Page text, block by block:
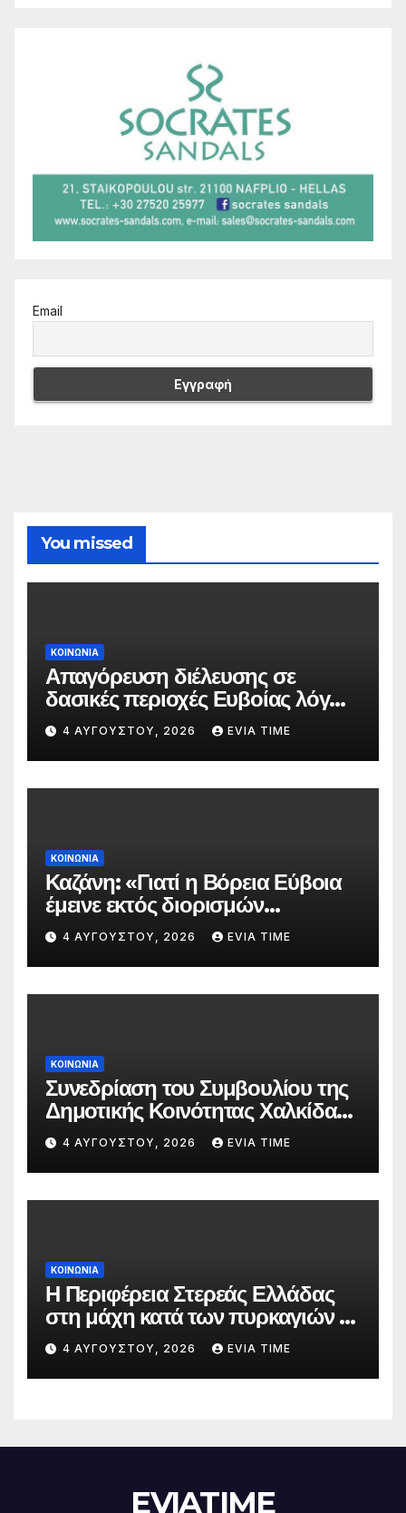
Email
You missed
ΚΟΙΝΩΝΙΑ
Απαγόρευση διέλευσης σε
δασικές περιοχές Ευβοίας λόγω
πολύ υψηλού κινδύνου
πυρκαγιάς
4 ΑΥΓΟΎΣΤΟΥ, 2026 EVIA TIME
ΚΟΙΝΩΝΙΑ
Καζάνη: «Γιατί η Βόρεια Εύβοια
έμεινε εκτός διορισμών
δασκάλων;»
4 ΑΥΓΟΎΣΤΟΥ, 2026 EVIA TIME
ΚΟΙΝΩΝΙΑ
Συνεδρίαση του Συμβουλίου της
Δημοτικής Κοινότητας Χαλκίδας
την 5 Αυγούστου
4 ΑΥΓΟΎΣΤΟΥ, 2026 EVIA TIME
ΚΟΙΝΩΝΙΑ
Η Περιφέρεια Στερεάς Ελλάδας
στη μάχη κατά των πυρκαγιών –
Δράσεις και στήριξη σε πέντε
περιφερειακές ενότητες
4 ΑΥΓΟΎΣΤΟΥ, 2026 EVIA TIME
EVIATIME